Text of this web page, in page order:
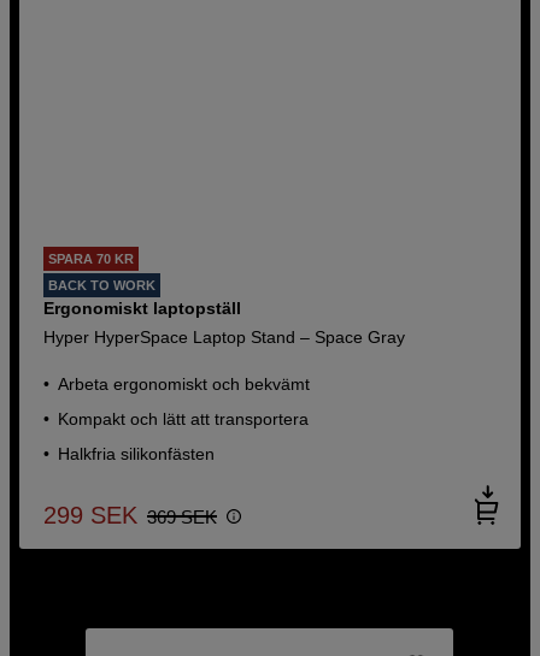
SPARA 70 KR
BACK TO WORK
Ergonomiskt laptopställ
Hyper HyperSpace Laptop Stand – Space Gray
Arbeta ergonomiskt och bekvämt
Kompakt och lätt att transportera
Halkfria silikonfästen
299 SEK 369 SEK